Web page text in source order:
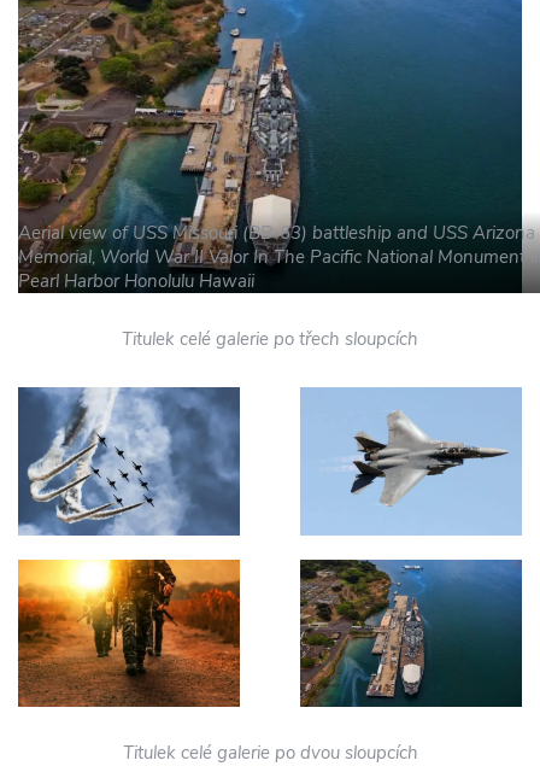
Aerial view of USS Missouri (BB-63) battleship and USS Arizona
Memorial, World War II Valor In The Pacific National Monument
Pearl Harbor Honolulu Hawaii
Titulek celé galerie po třech sloupcích
Titulek celé galerie po dvou sloupcích